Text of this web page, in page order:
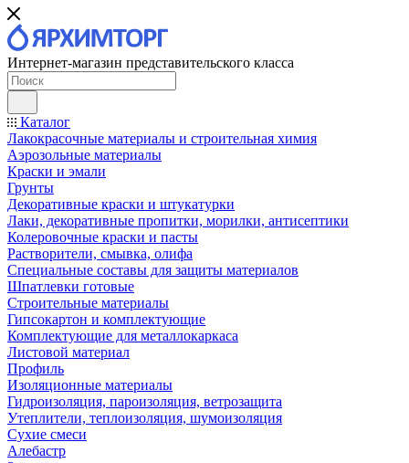
Интернет-магазин представительского класса
Каталог
Лакокрасочные материалы и строительная химия
Аэрозольные материалы
Краски и эмали
Грунты
Декоративные краски и штукатурки
Лаки, декоративные пропитки, морилки, антисептики
Колеровочные краски и пасты
Растворители, смывка, олифа
Специальные составы для защиты материалов
Шпатлевки готовые
Строительные материалы
Гипсокартон и комплектующие
Комплектующие для металлокаркаса
Листовой материал
Профиль
Изоляционные материалы
Гидроизоляция, пароизоляция, ветрозащита
Утеплители, теплоизоляция, шумоизоляция
Сухие смеси
Алебастр